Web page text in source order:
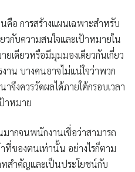
อ การสร้างแผนเฉพาะสำหรับ
กับความสนใจและเป้าหมายใน
เดียวหรือมีมุมมองเดียวกันเกี่ยว
าน บางคนอาจไม่แน่ใจว่าพวก
จึงควรวัดผลได้ภายใต้กรอบเวลา
าหมาย
ากจนพนักงานเชื่อว่าสามารถ
ที่ของตนเท่านั้น อย่างไรก็ตาม
สำคัญและเป็นประโยชน์กับ